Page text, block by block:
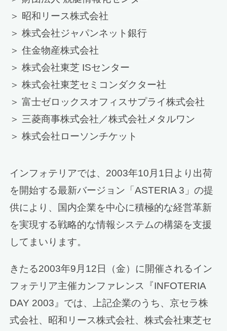
＞ 昭和リース株式会社
＞ 株式会社ジャパンネット銀行
＞ 住金物産株式会社
＞ 株式会社東芝 ISセンター
＞ 株式会社東芝セミコンダクター社
＞ 富士ゼロックスオフィスサプライ株式会社
＞ 三菱商事株式会社／株式会社メタルワン
＞ 株式会社ローソンチケット
インフォテリアでは、2003年10月1日より出荷
を開始する最新バージョン「ASTERIA 3」の提
供により、国内企業を中心に積極的な経営革新
を実現する戦略的な情報システムの構築を支援
してまいります。
きたる2003年9月12日（金）に開催されるイン
フォテリア主催カンファレンス『INFOTERIA
DAY 2003』では、上記企業のうち、京セラ株
式会社、昭和リース株式会社、株式会社東芝セ